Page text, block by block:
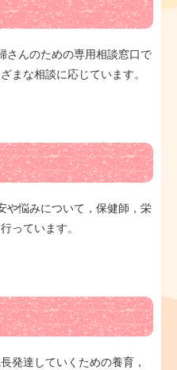
さんのための専用相談窓口で
まな相談に応じています。
や悩みについて，保健師，栄
っています。
発達していくための養育，